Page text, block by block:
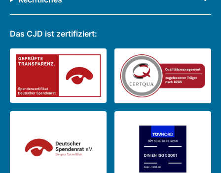
Das CJD ist zertifiziert: